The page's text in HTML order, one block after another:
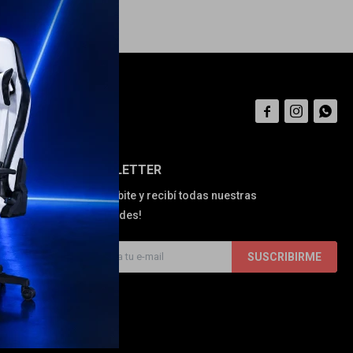
NEWSLETTER
¡Suscribite y recibí todas nuestras
novedades!
SUSCRIBIRME
  